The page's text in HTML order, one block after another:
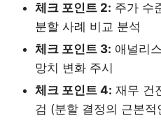
체크 포인트 2: 주가 수
분할 사례 비교 분석
체크 포인트 3: 애널리
망치 변화 주시
체크 포인트 4: 재무 건
검 (분할 결정의 근본적